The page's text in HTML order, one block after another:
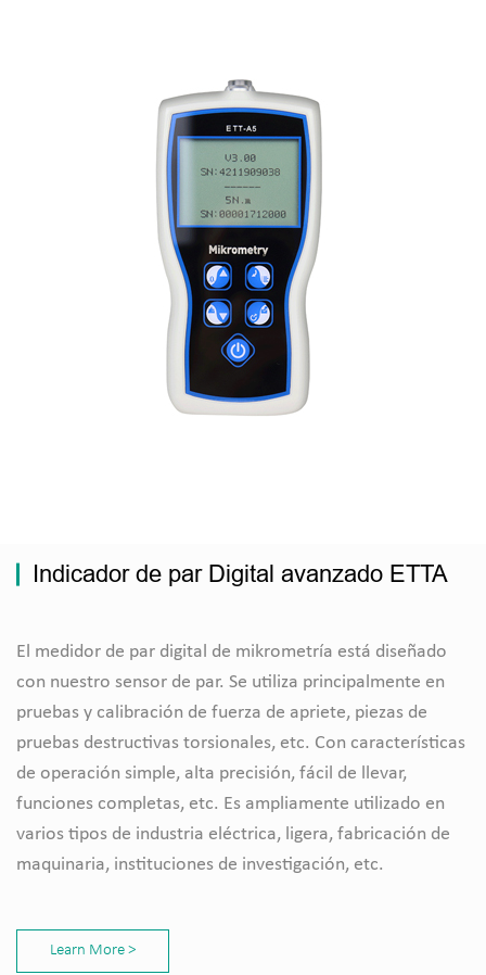
Indicador de par Digital avanzado ETTA
El medidor de par digital de mikrometría está diseñado
con nuestro sensor de par. Se utiliza principalmente en
pruebas y calibración de fuerza de apriete, piezas de
pruebas destructivas torsionales, etc. Con características
de operación simple, alta precisión, fácil de llevar,
funciones completas, etc. Es ampliamente utilizado en
varios tipos de industria eléctrica, ligera, fabricación de
maquinaria, instituciones de investigación, etc.
Learn More >